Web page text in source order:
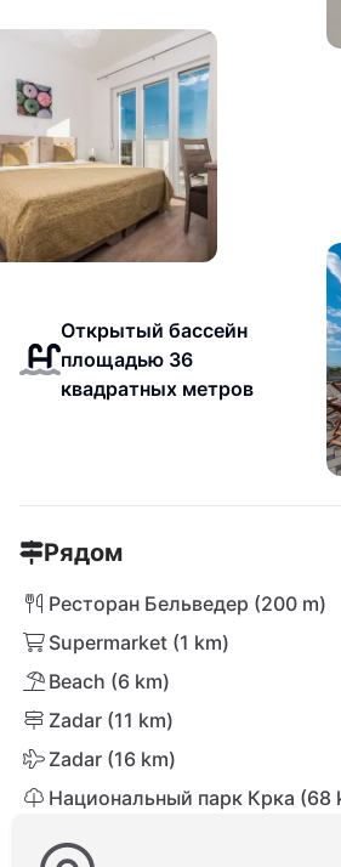
Открытый бассейн
площадью 36
квадратных метров
Рядом
Ресторан Бельведер (200 m)
Supermarket (1 km)
Beach (6 km)
Zadar (11 km)
Zadar (16 km)
Национальный парк Крка (68